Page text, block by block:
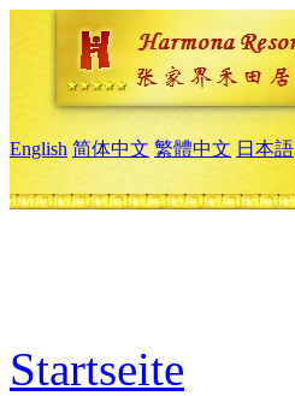
English 简体中文 繁體中文 日本語
Startseite